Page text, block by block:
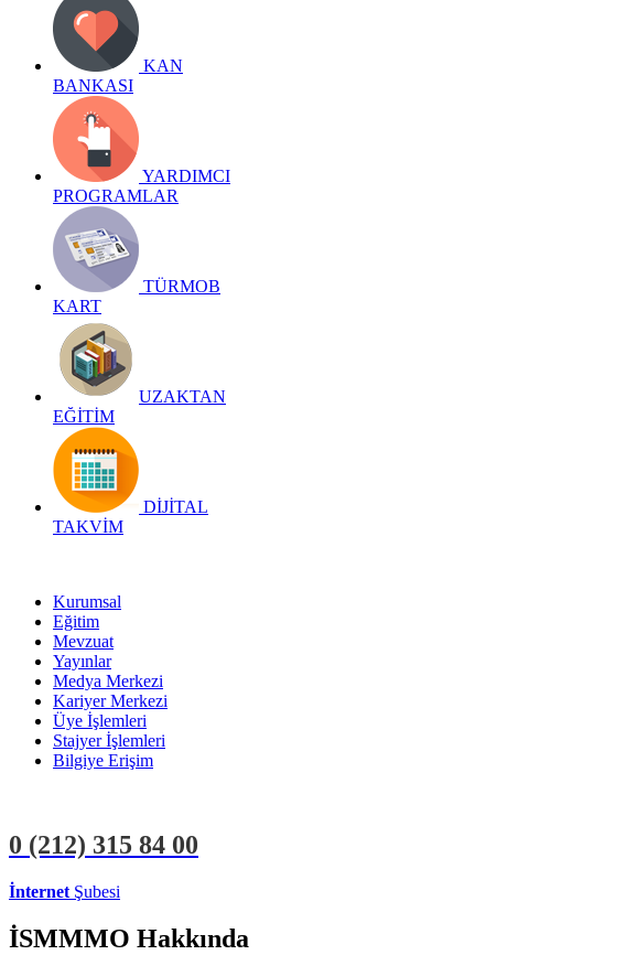
KAN
BANKASI
YARDIMCI
PROGRAMLAR
TÜRMOB
KART
UZAKTAN
EĞİTİM
DİJİTAL
TAKVİM
Kurumsal
Eğitim
Mevzuat
Yayınlar
Medya Merkezi
Kariyer Merkezi
Üye İşlemleri
Stajyer İşlemleri
Bilgiye Erişim
0 (212) 315 84 00
İnternet Şubesi
İSMMMO Hakkında